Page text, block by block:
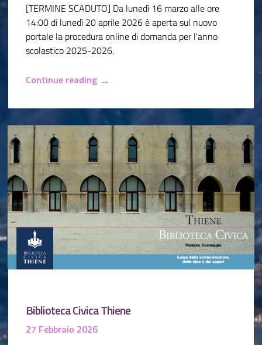
[TERMINE SCADUTO] Da lunedì 16 marzo alle ore
14:00 di lunedì 20 aprile 2026 è aperta sul nuovo
portale la procedura online di domanda per l'anno
scolastico 2025-2026.
Continue reading →
Biblioteca Civica Thiene
27 Febbraio 2026